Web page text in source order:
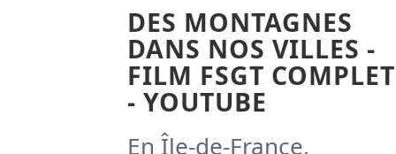
DES MONTAGNES
DANS NOS VILLES -
FILM FSGT COMPLET
- YOUTUBE
En Île-de-France,